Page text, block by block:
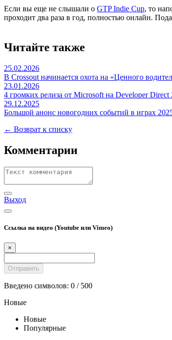
Если вы еще не слышали о GTP Indie Cup, то
проходит два раза в год, полностью онлайн.
Читайте также
25.02.2026
В Crossout начинается охота на «Ценного
23.01.2026
4 громких релиза от Microsoft на Developer Direct
29.12.2025
Большой анонс новогодних событий в играх
← Возврат к списку
Комментарии
Выход
Ссылка на видео (Youtube или Vimeo)
×
Введено символов: 0 / 500
Новые
Новые
Популярные